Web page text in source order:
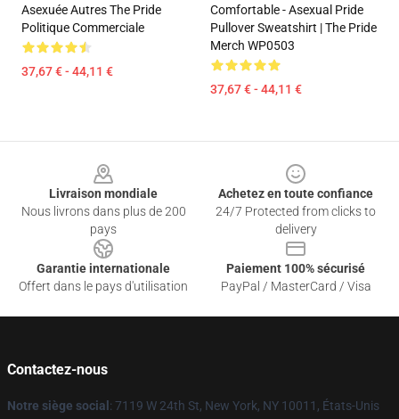
Asexuée Autres The Pride
Politique Commerciale
37,67 € - 44,11 €
Comfortable - Asexual Pride
Pullover Sweatshirt | The Pride
Merch WP0503
37,67 € - 44,11 €
Livraison mondiale
Nous livrons dans plus de 200
pays
Achetez en toute confiance
24/7 Protected from clicks to
delivery
Garantie internationale
Offert dans le pays d'utilisation
Paiement 100% sécurisé
PayPal / MasterCard / Visa
Contactez-nous
Notre siège social : 7119 W 24th St, New York, NY 10011, États-Unis